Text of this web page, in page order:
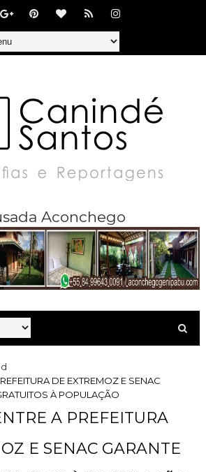
Aconchego
DE EXTREMOZ E SENAC
À POPULAÇÃO
A PREFEITURA
E SENAC GARANTE